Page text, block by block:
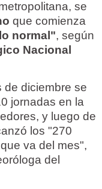
se
que comienza
normal", según
Nacional
de diciembre se
jornadas en la
y luego de
los "270
va del mes",
del